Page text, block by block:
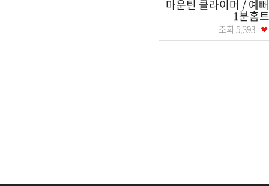
마운틴 클라이머 / 예
1분홈트
조회 5,393